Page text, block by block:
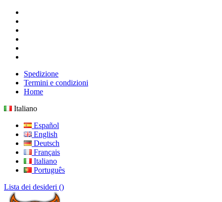
Spedizione
Termini e condizioni
Home
Italiano
Español
English
Deutsch
Français
Italiano
Português
Lista dei desideri ()